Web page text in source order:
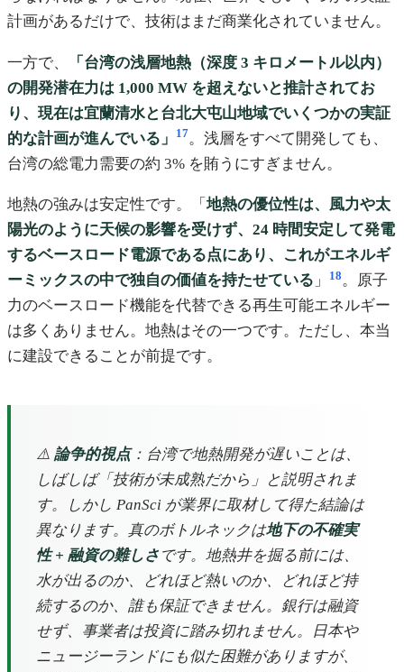
計画があるだけで、技術はまだ商業化されていません。
一方で、
「台湾の浅層地熱（深度 3 キロメートル以内）
の開発潜在力は 1,000 MW を超えないと推計されてお
り、現在は宜蘭清水と台北大屯山地域でいくつかの実証
的な計画が進んでいる」
17。浅層をすべて開発しても、
台湾の総電力需要の約 3% を賄うにすぎません。
地熱の強みは安定性です。「 地熱の優位性は、風力や太
陽光のように天候の影響を受けず、24 時間安定して発電
するベースロード電源である点にあり、これがエネルギ
ーミックスの中で独自の価値を持たせている 」 18。原子
力のベースロード機能を代替できる再生可能エネルギー
は多くありません。地熱はその一つです。ただし、本当
に建設できることが前提です。
⚠️ 論争的視点：台湾で地熱開発が遅いことは、
しばしば「技術が未成熟だから」と説明されま
す。しかし PanSci が業界に取材して得た結論は
異なります。真のボトルネックは地下の不確実
性 + 融資の難しさ です。地熱井を掘る前には、
水が出るのか、どれほど熱いのか、どれほど持
続するのか、誰も保証できません。銀行は融資
せず、事業者は投資に踏み切れません。日本や
ニュージーランドにも似た困難がありますが、